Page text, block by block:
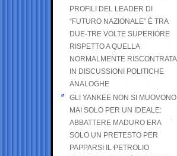
PROFILI DEL LEADER DI
“FUTURO NAZIONALE” È TRA
DUE-TRE VOLTE SUPERIORE
RISPETTO A QUELLA
NORMALMENTE RISCONTRATA
IN DISCUSSIONI POLITICHE
ANALOGHE
GLI YANKEE NON SI MUOVONO
MAI SOLO PER UN IDEALE:
ABBATTERE MADURO ERA
SOLO UN PRETESTO PER
PAPPARSI IL PETROLIO